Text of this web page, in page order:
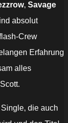
, Savage
absolut
Crew
Erfahrung
alles
die auch